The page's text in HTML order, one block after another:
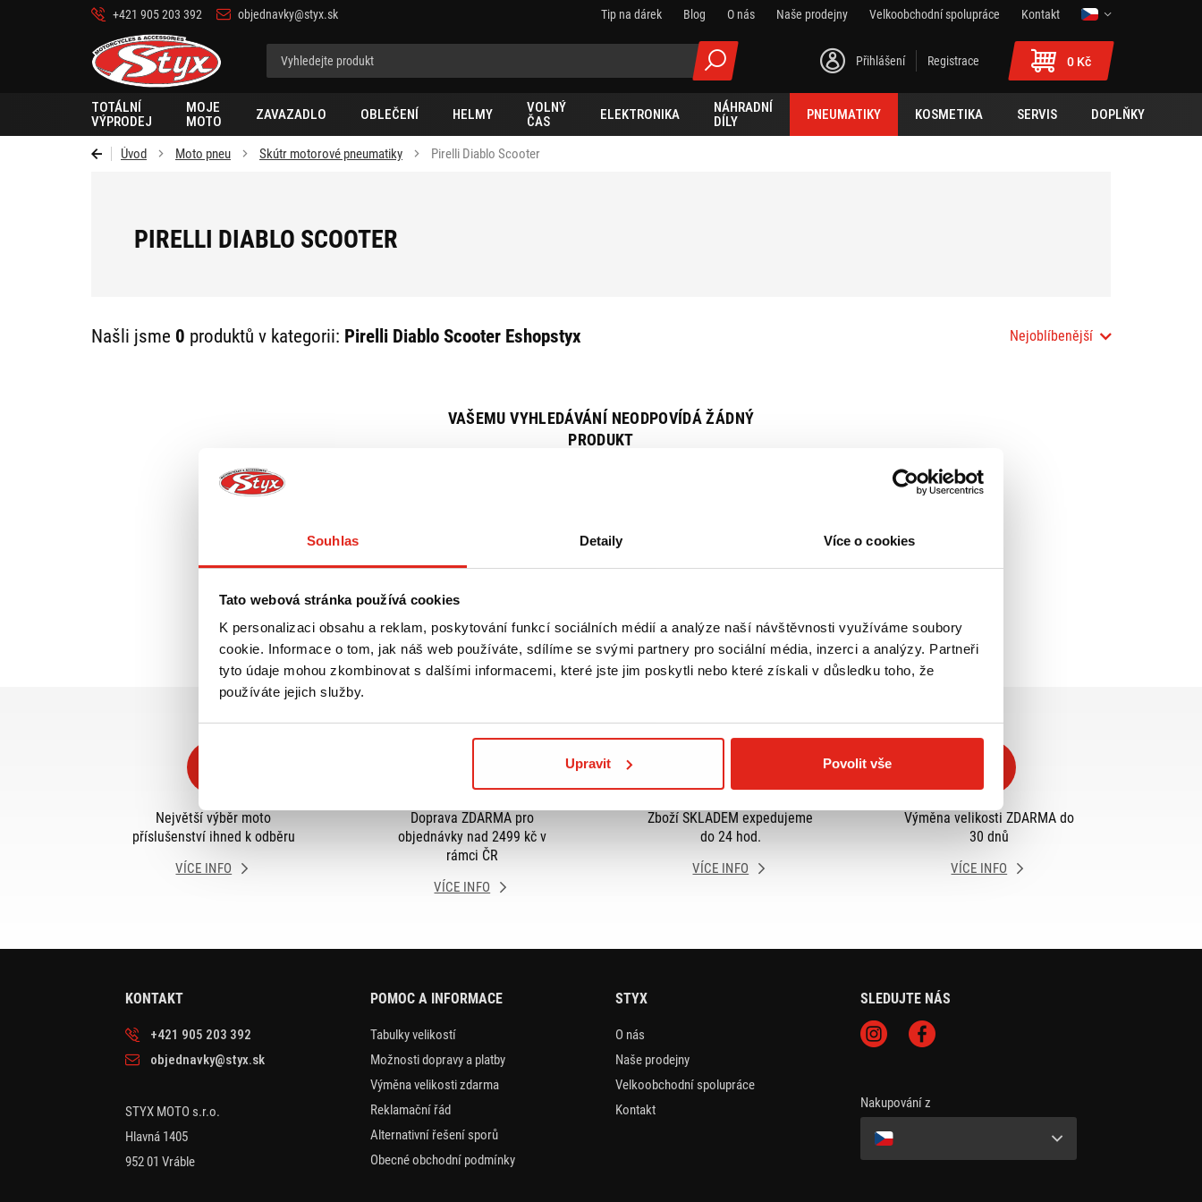
Souhlas Detaily Více o cookies
Tato webová stránka používá cookies
K personalizaci obsahu a reklam, poskytování funkcí sociálních médií a analýze naší návštěvnosti využíváme soubory
cookie. Informace o tom, jak náš web používáte, sdílíme se svými partnery pro sociální média, inzerci a analýzy. Partneři
tyto údaje mohou zkombinovat s dalšími informacemi, které jste jim poskytli nebo které získali v důsledku toho, že
používáte jejich služby.
Upravit Povolit vše
+421 905 203 392 objednavky@styx.sk Tip na dárek Blog O nás Naše prodejny Velkoobchodní spolupráce
Kontakt
Styx-
cz
Přihlášení Registrace 0 Kč
TOTÁLNÍ
VÝPRODEJ
MOJE
MOTO
ZAVAZADLO OBLEČENÍ HELMY
VOLNÝ
ČAS
ELEKTRONIKA
NÁHRADNÍ
DÍLY
PNEUMATIKY KOSMETIKA SERVIS DOPLŇKY
Úvod Moto pneu Skútr motorové pneumatiky Pirelli Diablo Scooter
PIRELLI DIABLO SCOOTER
Našli jsme 0 produktů v kategorii: Pirelli Diablo Scooter Eshopstyx Nejoblíbenější
VAŠEMU VYHLEDÁVÁNÍ NEODPOVÍDÁ ŽÁDNÝ
PRODUKT
Největší výběr moto
příslušenství ihned k odběru
VÍCE INFO
Doprava ZDARMA pro
objednávky nad 2499 kč v
rámci ČR
VÍCE INFO
Zboží SKLADEM expedujeme
do 24 hod.
VÍCE INFO
Výměna velikosti ZDARMA do
30 dnů
VÍCE INFO
KONTAKT
+421 905 203 392
objednavky@styx.sk
STYX MOTO s.r.o.
Hlavná 1405
952 01 Vráble
POMOC A INFORMACE
Tabulky velikostí
Možnosti dopravy a platby
Výměna velikosti zdarma
Reklamační řád
Alternativní řešení sporů
Obecné obchodní podmínky
STYX
O nás
Naše prodejny
Velkoobchodní spolupráce
Kontakt
SLEDUJTE NÁS
Nakupování z